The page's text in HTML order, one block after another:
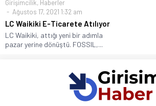
Girişimcilik, Haberler
Ağustos 17, 2021 1:32 am
LC Waikiki E-Ticarete Atılıyor
LC Waikiki, attığı yeni bir adımla
pazar yerine dönüştü. FOSSIL,...